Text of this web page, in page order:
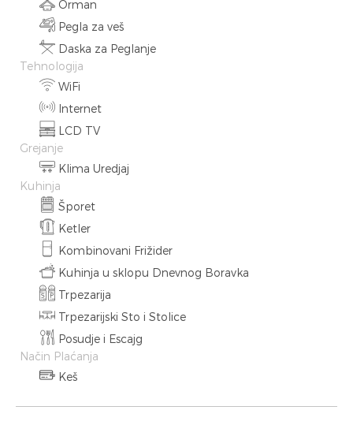
Orman
Pegla za veš
Daska za Peglanje
Tehnologija
WiFi
Internet
LCD TV
Grejanje
Klima Uredjaj
Kuhinja
Šporet
Ketler
Kombinovani Frižider
Kuhinja u sklopu Dnevnog Boravka
Trpezarija
Trpezarijski Sto i Stolice
Posudje i Escajg
Način Plaćanja
Keš